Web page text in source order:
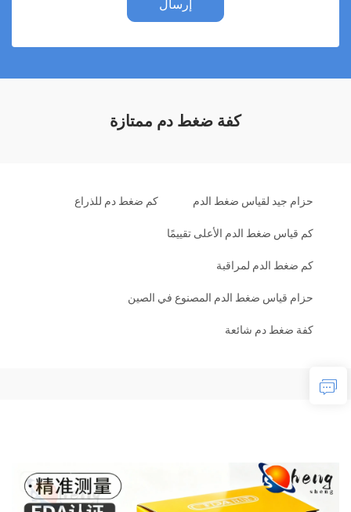
إرسال
كفة ضغط دم ممتازة
حزام جيد لقياس ضغط الدم كم ضغط دم للذراع
كم قياس ضغط الدم الأعلى تقييمًا
كم ضغط الدم لمراقبة
حزام قياس ضغط الدم المصنوع في الصين
كفة ضغط دم شائعة